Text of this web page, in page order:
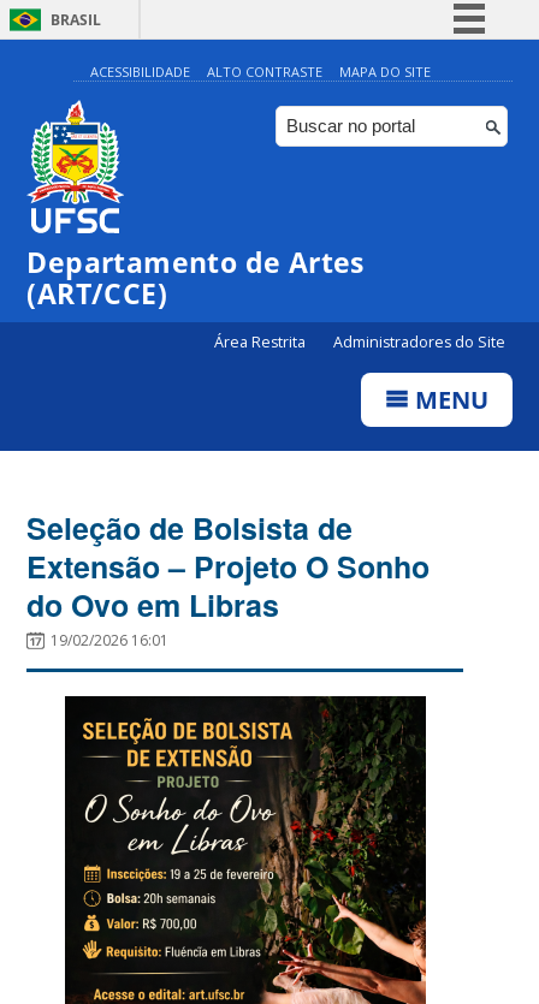
BRASIL
Simplifique!
Comunica BR
Participe
Canais
ACESSIBILIDADE ALTO CONTRASTE MAPA DO SITE
Departamento de Artes
(ART/CCE)
Área Restrita Administradores do Site
MENU
Seleção de Bolsista de
Extensão – Projeto O Sonho
do Ovo em Libras
19/02/2026 16:01